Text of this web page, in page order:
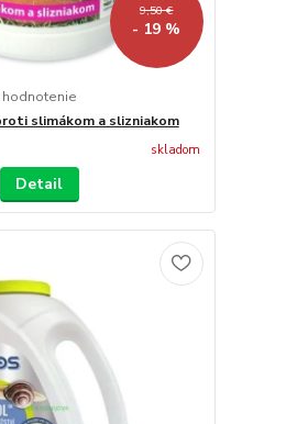
9,50 €
- 19 %
hodnotenie
slimákom a slizniakom
skladom
Detail